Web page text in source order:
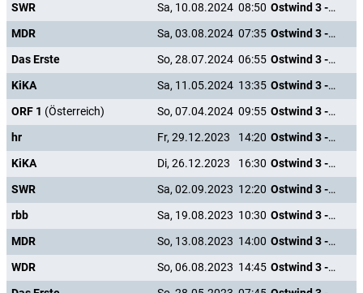
SWR
Sa, 10.08.2024 08:50
Ostwind 3 - Aufbruch nach Ora
MDR
Sa, 03.08.2024 07:35
Ostwind 3 - Aufbruch nach Ora
Das Erste
So, 28.07.2024 06:55
Ostwind 3 - Aufbruch nach Ora
KiKA
Sa, 11.05.2024 13:35
Ostwind 3 - Aufbruch nach Ora
ORF 1 (Österreich) So, 07.04.2024 09:55
Ostwind 3 - Aufbruch nach Ora
hr
Fr, 29.12.2023 14:20
Ostwind 3 - Aufbruch nach Ora
KiKA
Di, 26.12.2023 16:30
Ostwind 3 - Aufbruch nach Ora
SWR
Sa, 02.09.2023 12:20
Ostwind 3 - Aufbruch nach Ora
rbb
Sa, 19.08.2023 10:30
Ostwind 3 - Aufbruch nach Ora
MDR
So, 13.08.2023 14:00
Ostwind 3 - Aufbruch nach Ora
WDR
So, 06.08.2023 14:45
Ostwind 3 - Aufbruch nach Ora